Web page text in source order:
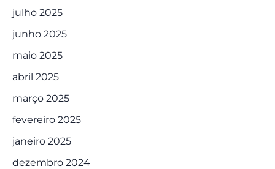
julho 2025
junho 2025
maio 2025
abril 2025
março 2025
fevereiro 2025
janeiro 2025
dezembro 2024